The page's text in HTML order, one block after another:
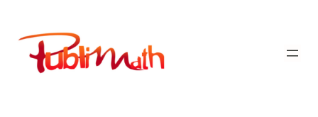
contenu
Publimath